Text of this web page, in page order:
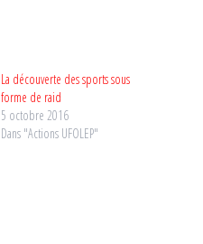
La découverte des sports sous
forme de raid
5 octobre 2016
Dans "Actions UFOLEP"